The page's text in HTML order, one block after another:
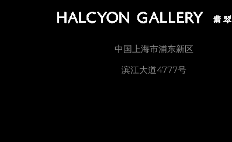
中国上海市浦东新区
滨江大道4777号